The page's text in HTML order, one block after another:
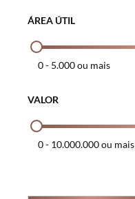
ÁREA ÚTIL
0- 5.000 ou mais
VALOR
0- 10.000.000 ou mais